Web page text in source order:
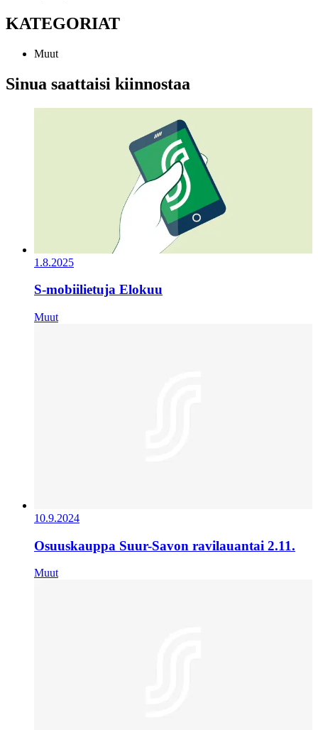
KATEGORIAT
Muut
Sinua saattaisi kiinnostaa
1.8.2025
S-mobiilietuja Elokuu
Muut
10.9.2024
Osuuskauppa Suur-Savon ravilauantai 2.11.
Muut